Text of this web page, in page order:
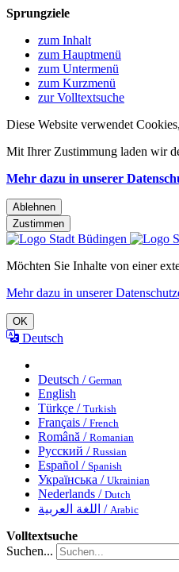
Sprungziele
zum Inhalt
zum Hauptmenü
zum Untermenü
zum Kurzmenü
zur Volltextsuche
Diese Website verwendet
Mit Ihrer Zustimmung laden wir
Mehr dazu in unserer
Ablehnen
Zustimmen
Möchten Sie Inhalte von einer
Mehr dazu in unserer
OK
Deutsch
Deutsch / German
English
Türkçe / Turkish
Français / French
Română / Romanian
Русский / Russian
Español / Spanish
Українська / Ukrainian
Nederlands / Dutch
اللغة العربية / Arabic
Volltextsuche
Suchen...